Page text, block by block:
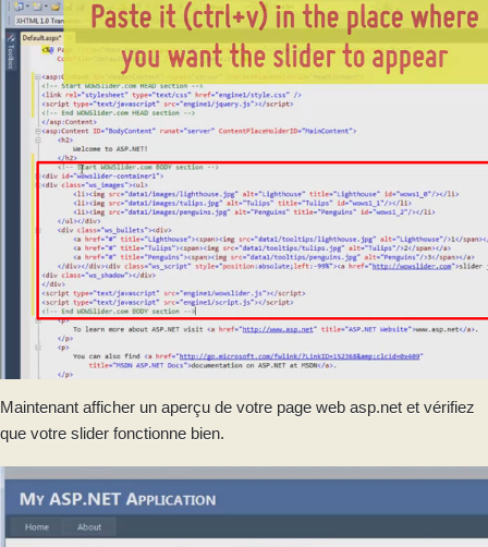
Maintenant afficher un aperçu de votre page web asp.net et vérifiez
que votre slider fonctionne bien.